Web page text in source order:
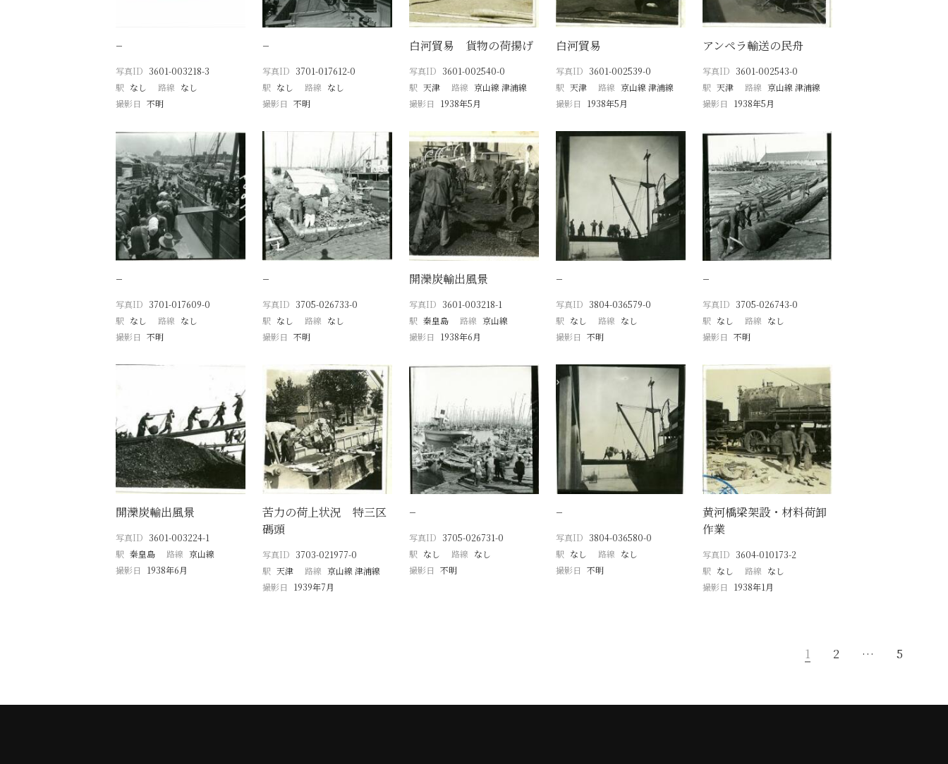
−
写真ID 3601-003218-3
駅 なし 路線 なし
撮影日 不明
−
写真ID 3701-017612-0
駅 なし 路線 なし
撮影日 不明
白河貿易 貨物の荷揚げ
写真ID 3601-002540-0
駅 天津 路線 京山線 津浦線
撮影日
1938年5月
白河貿易
写真ID 3601-002539-0
駅 天津 路線 京山線 津浦線
撮影日
1938年5月
アンペラ輸送の民舟
写真ID 3601-002543-0
駅 天津 路線 京山線 津浦線
撮影日
1938年5月
−
写真ID 3701-017609-0
駅 なし 路線 なし
撮影日 不明
−
写真ID 3705-026733-0
駅 なし 路線 なし
撮影日 不明
開灤炭輸出風景
写真ID 3601-003218-1
駅 秦皇島 路線 京山線
撮影日
1938年6月
−
写真ID 3804-036579-0
駅 なし 路線 なし
撮影日 不明
−
写真ID 3705-026743-0
駅 なし 路線 なし
撮影日 不明
開灤炭輸出風景
写真ID 3601-003224-1
駅 秦皇島 路線 京山線
撮影日
1938年6月
苦力の荷上状況 特三区
碼頭
写真ID 3703-021977-0
駅 天津 路線 京山線 津浦線
撮影日
1939年7月
−
写真ID 3705-026731-0
駅 なし 路線 なし
撮影日 不明
−
写真ID 3804-036580-0
駅 なし 路線 なし
撮影日 不明
黄河橋梁架設・材料荷卸
作業
写真ID 3604-010173-2
駅 なし 路線 なし
撮影日
1938年1月
1 2 … 5